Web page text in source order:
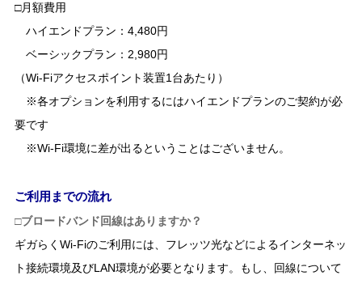
□月額費用
ハイエンドプラン：4,480円
ベーシックプラン：2,980円
（Wi-Fiアクセスポイント装置1台あたり）
※各オプションを利用するにはハイエンドプランのご契約が必
要です
※Wi-Fi環境に差が出るということはございません。
ご利用までの流れ
□ブロードバンド回線はありますか？
ギガらくWi-Fiのご利用には、フレッツ光などによるインターネッ
ト接続環境及びLAN環境が必要となります。もし、回線について